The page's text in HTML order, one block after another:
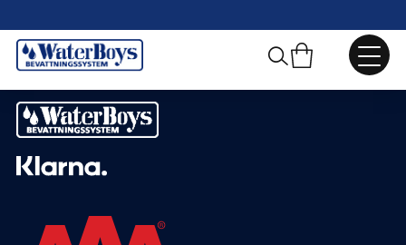
Olika scenario Irritrol regnsensor